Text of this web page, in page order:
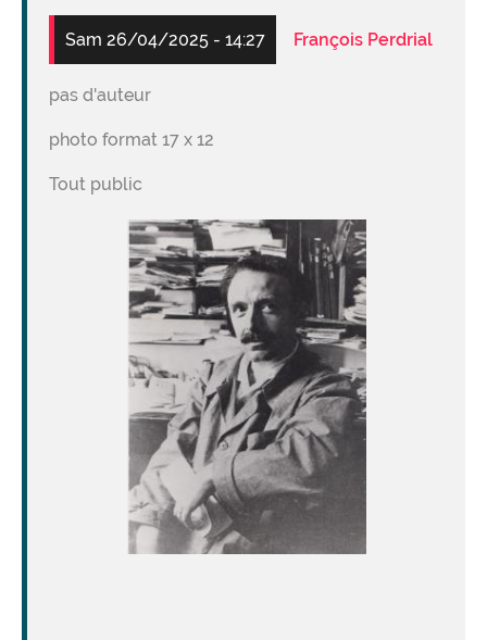
Sam 26/04/2025 - 14:27 François Perdrial
pas d'auteur
photo format 17 x 12
Tout public